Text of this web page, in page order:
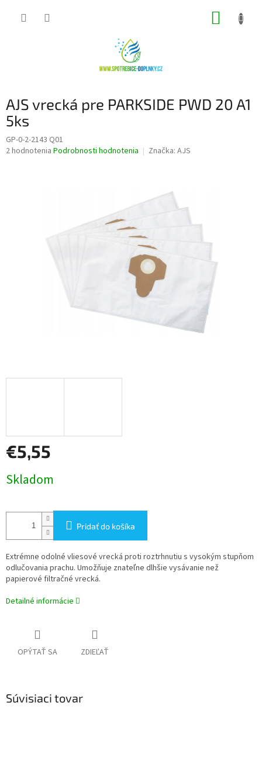
AJS vrecká pre PARKSIDE PWD 20 A1
5ks
GP-0-2-2143 Q01
Priemerné
2 hodnotenia Podrobnosti hodnotenia Značka: AJS
€5,55
cena:
Skladom
Pridať do košíka
Extrémne odolné vliesové vrecká proti roztrhnutiu s vysokým stupňom
odlučovania prachu. Umožňuje znateľne dlhšie vysávanie než
papierové filtračné vrecká.
Detailné informácie
OPÝTAŤ SA ZDIEĽAŤ
Súvisiaci tovar